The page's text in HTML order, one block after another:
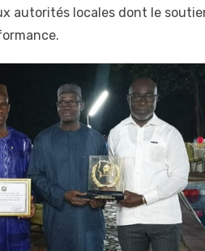
autorités locales dont le